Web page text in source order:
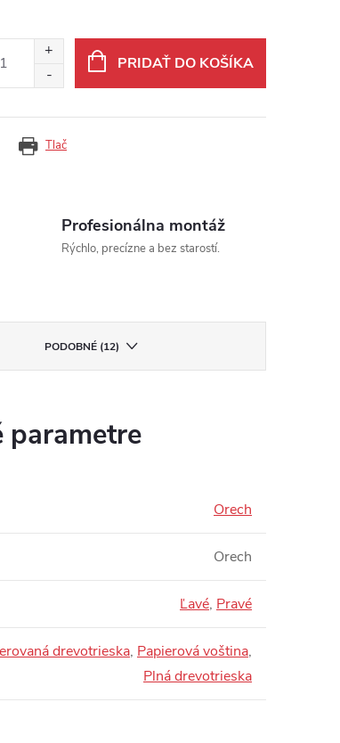
PRIDAŤ DO KOŠÍKA
Tlač
Profesionálna montáž
Rýchlo, precízne a bez starostí.
PODOBNÉ (12)
parametre
Orech
Orech
Ľavé, Pravé
drevotrieska, Papierová voština,
Plná drevotrieska